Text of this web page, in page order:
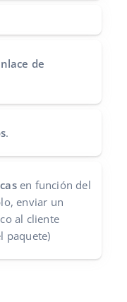
de
.
en función del
enviar un
al cliente
paquete)